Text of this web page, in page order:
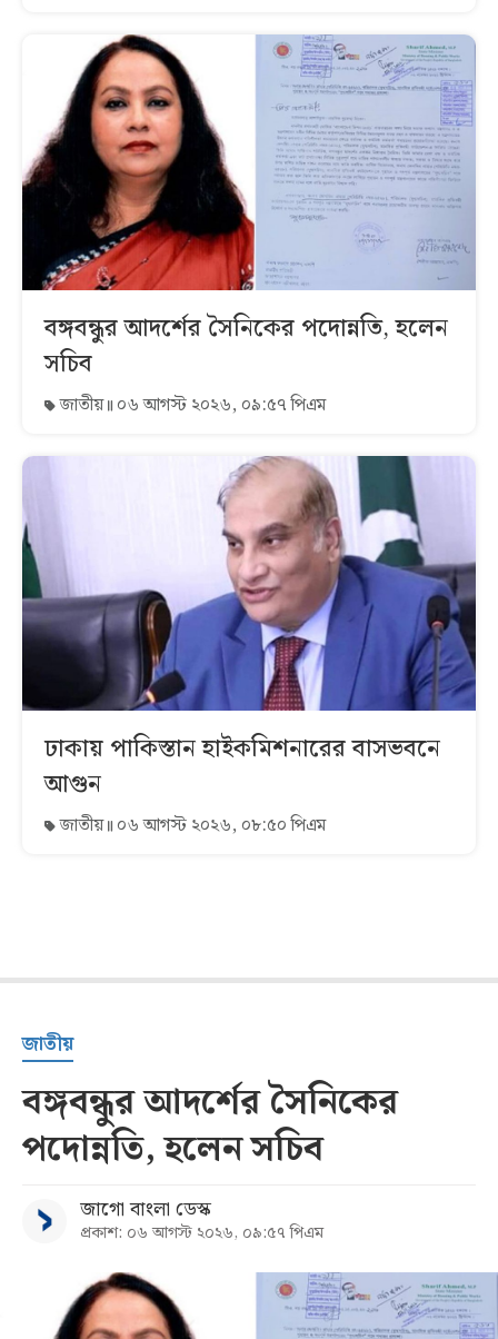
বঙ্গবন্ধুর আদর্শের সৈনিকের পদোন্নতি, হলেন
সচিব
জাতীয় ০৬ আগস্ট ২০২৬, ০৯:৫৭ পিএম
ঢাকায় পাকিস্তান হাইকমিশনারের বাসভবনে
আগুন
জাতীয় ০৬ আগস্ট ২০২৬, ০৮:৫০ পিএম
জাতীয়
বঙ্গবন্ধুর আদর্শের সৈনিকের
পদোন্নতি, হলেন সচিব
জাগো বাংলা ডেস্ক
প্রকাশ: ০৬ আগস্ট ২০২৬, ০৯:৫৭ পিএম